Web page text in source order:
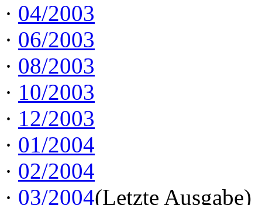
· 04/2003
· 06/2003
· 08/2003
· 10/2003
· 12/2003
· 01/2004
· 02/2004
· 03/2004(Letzte Ausgabe)